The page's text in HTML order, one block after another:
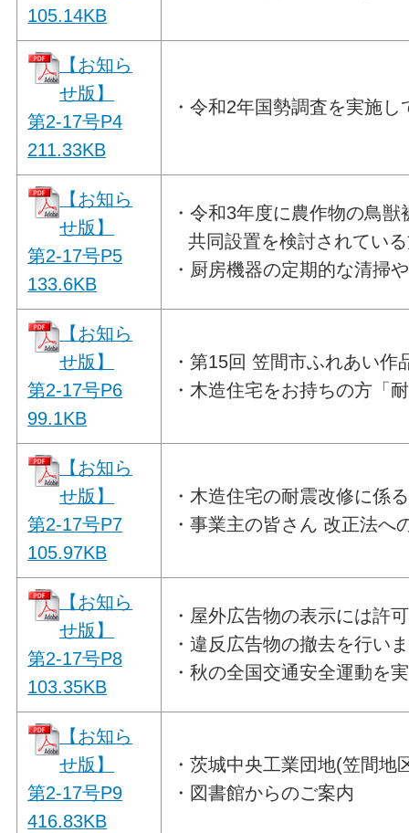
105.14KB
【お知ら
せ版】
第2-17号P4
211.33KB
・令和2年国勢調査を実施し
【お知ら
せ版】
第2-17号P5
133.6KB
・令和3年度に農作物の鳥
共同設置を検討されてい
・厨房機器の定期的な清掃
【お知ら
せ版】
第2-17号P6
99.1KB
・第15回 笠間市ふれあい
・木造住宅をお持ちの方「
【お知ら
せ版】
第2-17号P7
105.97KB
・ 木造住宅の耐震改修に係
・事業主の皆さん 改正法へ
【お知ら
せ版】
第2-17号P8
103.35KB
・屋外広告物の表示には許
・違反広告物の撤去を行い
・秋の全国交通安全運動を
【お知ら
せ版】
第2-17号P9
416.83KB
・茨城中央工業団地(笠間
・図書館からのご案内